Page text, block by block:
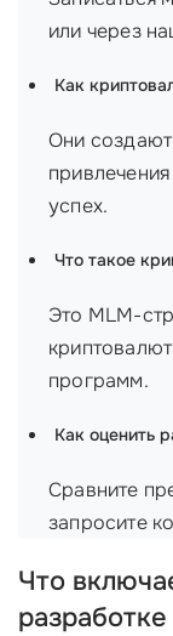
или через
Как
Они
успех.
Что такое
Это MLM-
программ.
Как оценить
Сравните
запросите
Что